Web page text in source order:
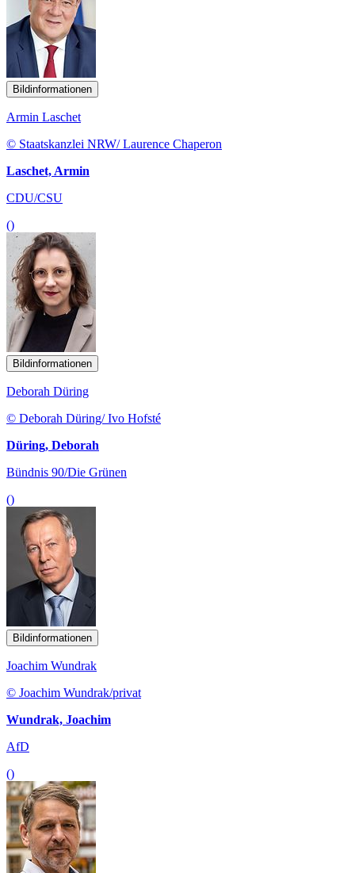
Bildinformationen
Armin Laschet
© Staatskanzlei NRW/ Laurence Chaperon
Laschet, Armin
CDU/CSU
()
Bildinformationen
Deborah Düring
© Deborah Düring/ Ivo Hofsté
Düring, Deborah
Bündnis 90/Die Grünen
()
Bildinformationen
Joachim Wundrak
© Joachim Wundrak/privat
Wundrak, Joachim
AfD
()